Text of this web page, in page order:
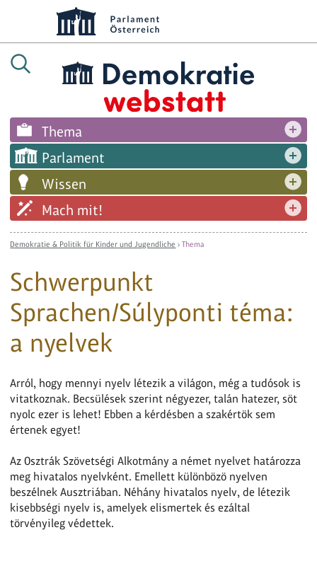
Thema
Parlament
Wissen
Mach mit!
Demokratie & Politik für Kinder und Jugendliche ›Thema
Schwerpunkt
Sprachen/Súlyponti téma:
a nyelvek
Arról, hogy mennyi nyelv létezik a világon, még a tudósok is
vitatkoznak. Becsülések szerint négyezer, talán hatezer, söt
nyolc ezer is lehet! Ebben a kérdésben a szakértök sem
értenek egyet!
Az Osztrák Szövetségi Alkotmány a német nyelvet határozza
meg hivatalos nyelvként. Emellett különbözö nyelven
beszélnek Ausztriában. Néhány hivatalos nyelv, de létezik
kisebbségi nyelv is, amelyek elismertek és ezáltal
törvényileg védettek.